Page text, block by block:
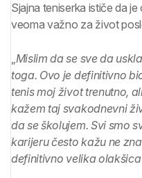
Sjajna teniserka ističe da
veoma važno za život
„Mislim da se sve da
toga. Ovo je definitivno
tenis moj život trenutno,
kažem taj svakodnevni
da se školujem. Svi smo
karijeru često kažu ne
definitivno velika olakšica